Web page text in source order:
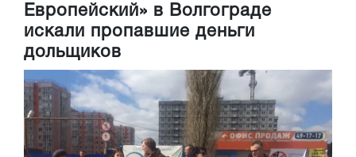
Европейский» в Волгограде
искали пропавшие деньги
дольщиков